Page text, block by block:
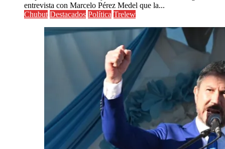
entrevista con Marcelo Pérez Medel que la...
Chubut Destacados Política Trelew